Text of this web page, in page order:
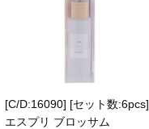
[C/D:16090] [セット数:6pcs]
エスプリ ブロッサム